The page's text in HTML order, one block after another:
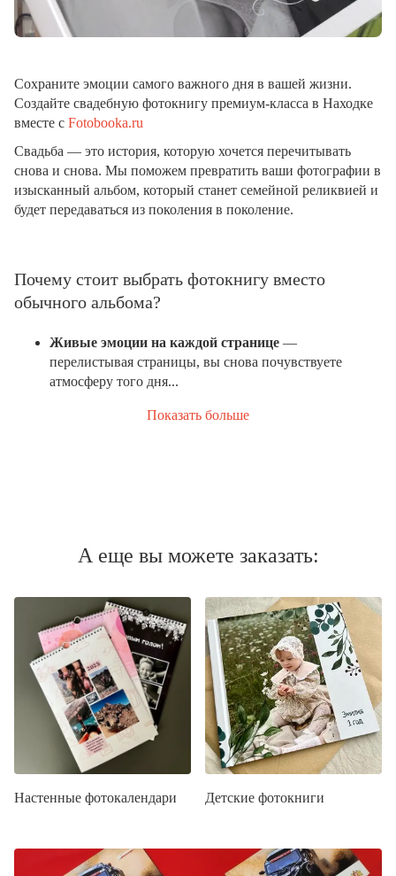
Сохраните эмоции самого важного дня в вашей жизни.
Создайте свадебную фотокнигу премиум-класса в Находке
вместе с Fotobooka.ru
Свадьба — это история, которую хочется перечитывать
снова и снова. Мы поможем превратить ваши фотографии в
изысканный альбом, который станет семейной реликвией и
будет передаваться из поколения в поколение.
Почему стоит выбрать фотокнигу вместо
обычного альбома?
Живые эмоции на каждой странице —
перелистывая страницы, вы снова почувствуете
атмосферу того дня...
Показать больше
А еще вы можете заказать:
Настенные фотокалендари Детские фотокниги